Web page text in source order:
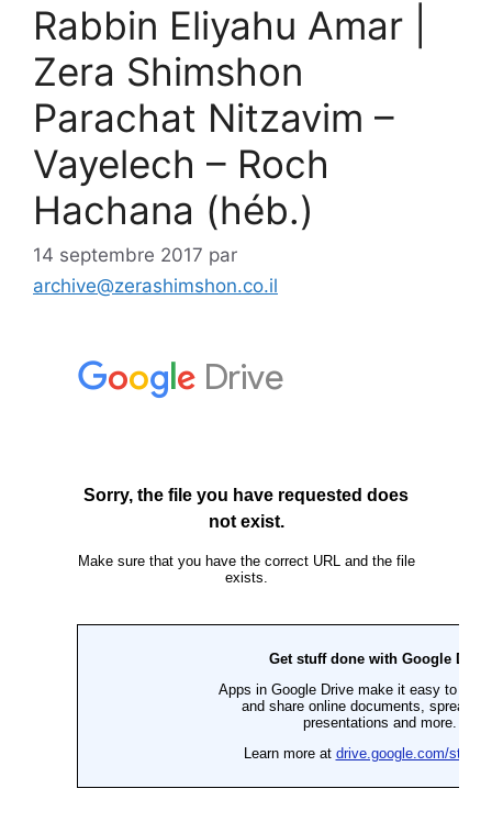
Rabbin Eliyahu Amar |
Zera Shimshon
Parachat Nitzavim –
Vayelech – Roch
Hachana (héb.)
14 septembre 2017 par
archive@zerashimshon.co.il